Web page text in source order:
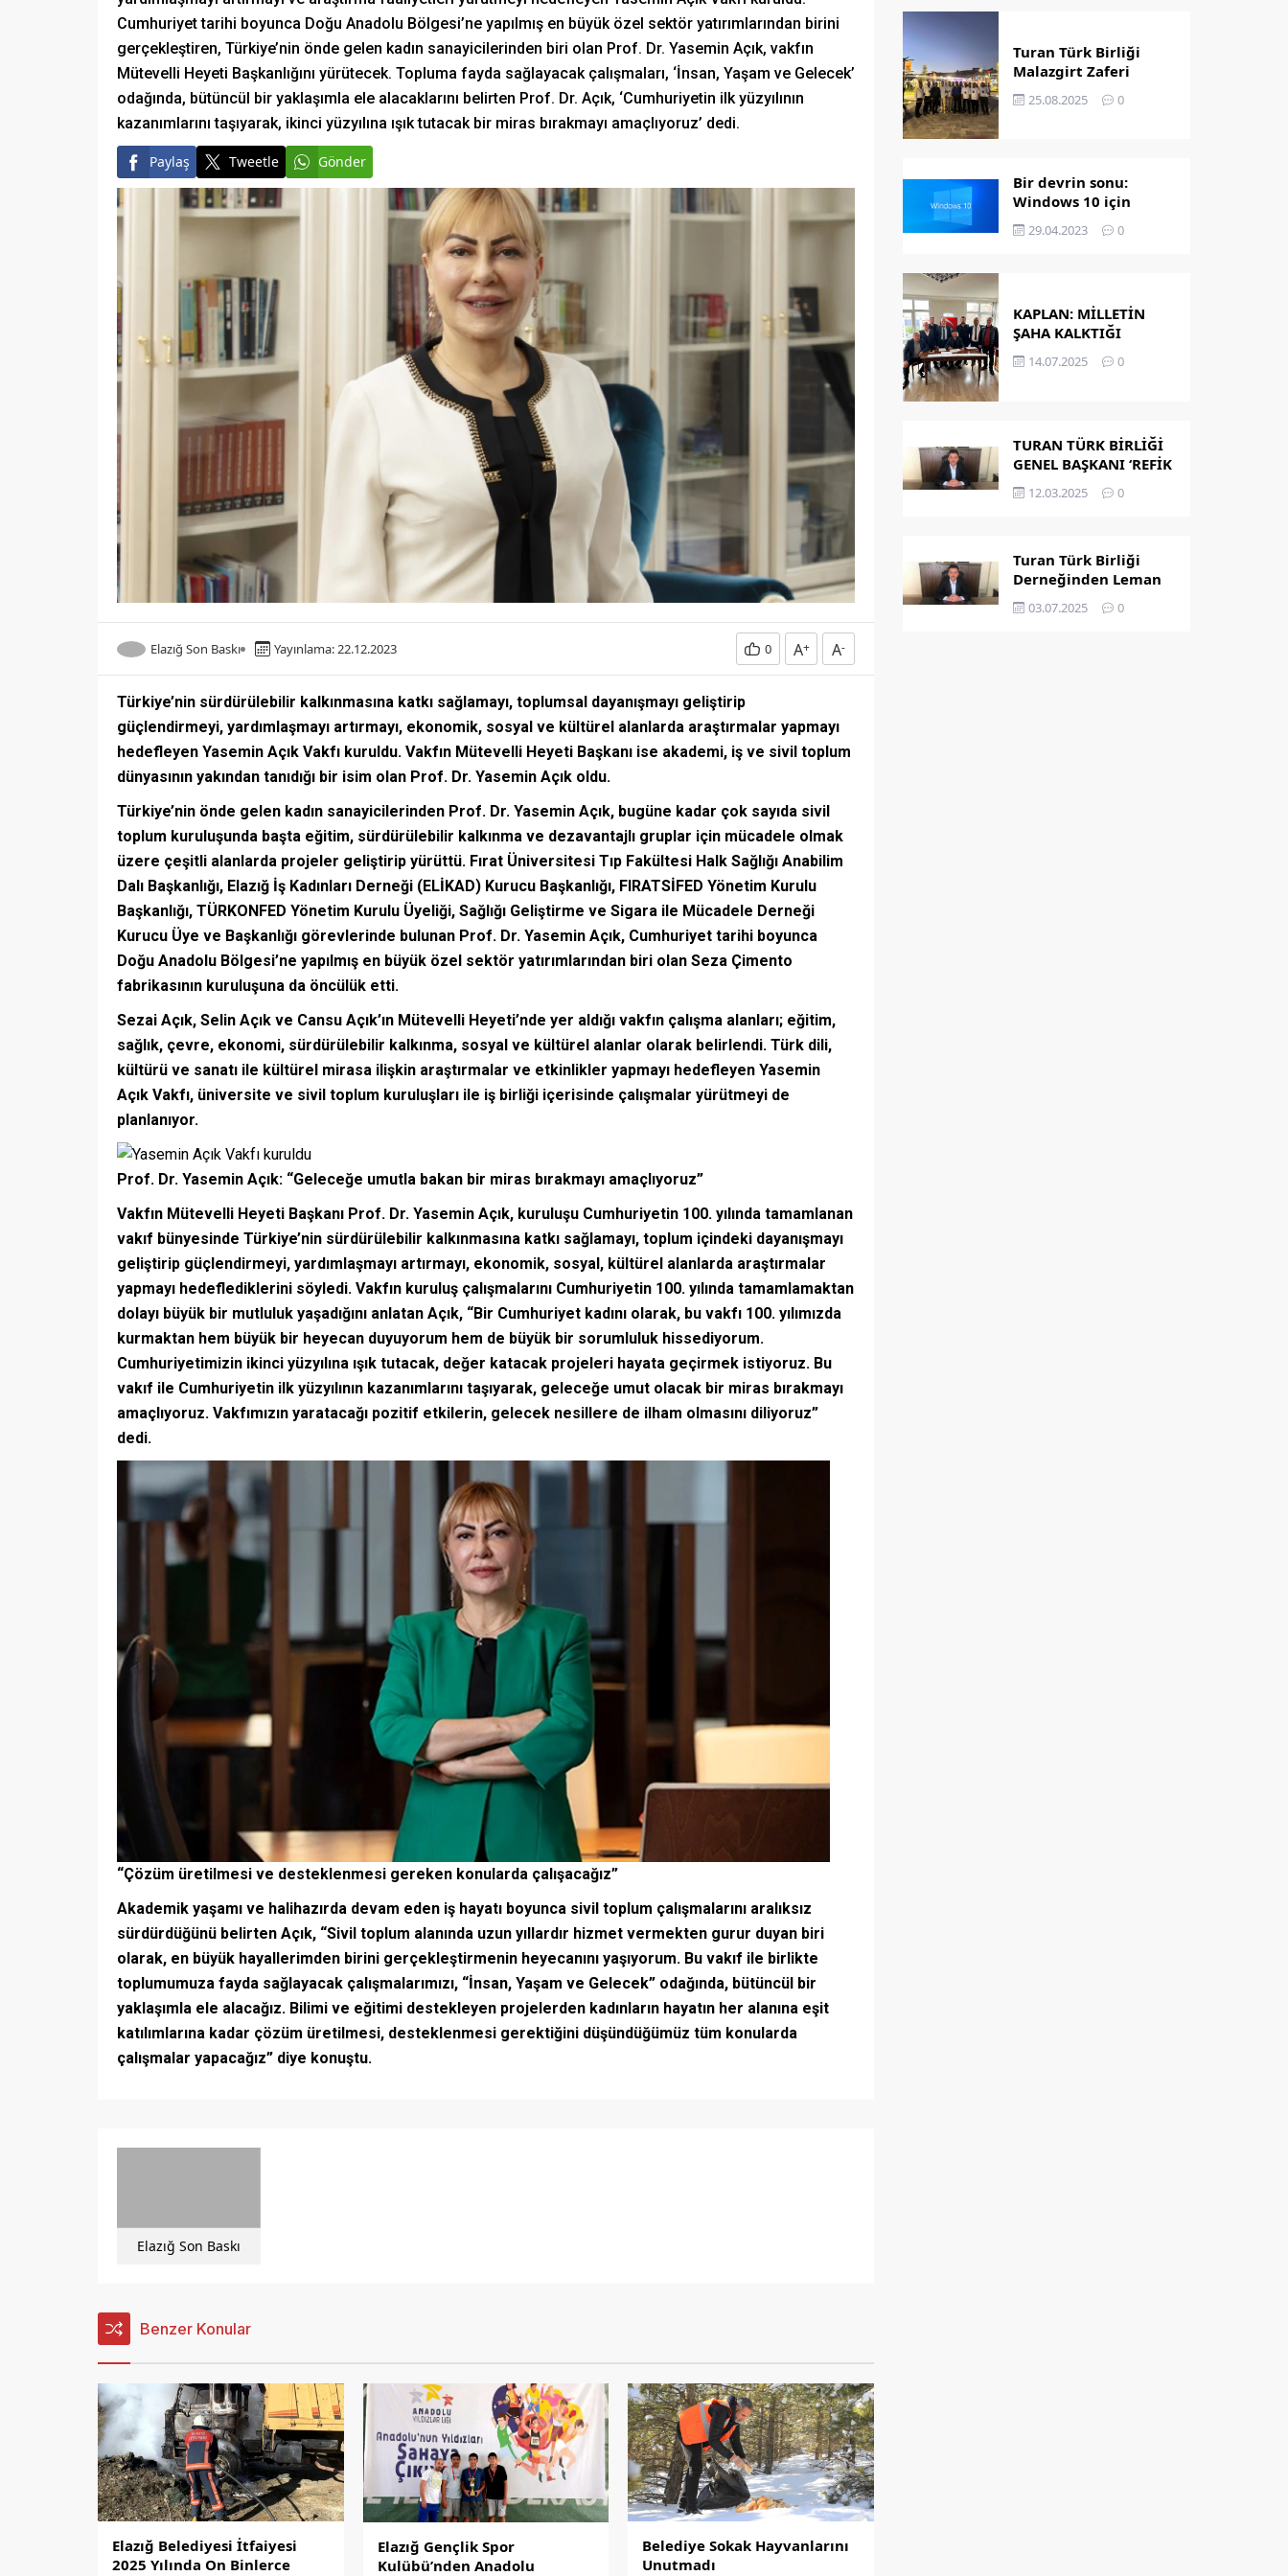
Cumhuriyet tarihi boyunca Doğu Anadolu Bölgesi’ne yapılmış en büyük özel sektör yatırımlarından birini
gerçekleştiren, Türkiye’nin önde gelen kadın sanayicilerinden biri olan Prof. Dr. Yasemin Açık, vakfın
Mütevelli Heyeti Başkanlığını yürütecek. Topluma fayda sağlayacak çalışmaları, ‘İnsan, Yaşam ve Gelecek’
odağında, bütüncül bir yaklaşımla ele alacaklarını belirten Prof. Dr. Açık, ‘Cumhuriyetin ilk yüzyılının
kazanımlarını taşıyarak, ikinci yüzyılına ışık tutacak bir miras bırakmayı amaçlıyoruz’ dedi.
Paylaş Tweetle Gönder
Elazığ Son Baskı Yayınlama: 22.12.2023 0 A+ A-
Türkiye’nin sürdürülebilir kalkınmasına katkı sağlamayı, toplumsal dayanışmayı geliştirip
güçlendirmeyi, yardımlaşmayı artırmayı, ekonomik, sosyal ve kültürel alanlarda araştırmalar yapmayı
hedefleyen Yasemin Açık Vakfı kuruldu. Vakfın Mütevelli Heyeti Başkanı ise akademi, iş ve sivil toplum
dünyasının yakından tanıdığı bir isim olan Prof. Dr. Yasemin Açık oldu.
Türkiye’nin önde gelen kadın sanayicilerinden Prof. Dr. Yasemin Açık, bugüne kadar çok sayıda sivil
toplum kuruluşunda başta eğitim, sürdürülebilir kalkınma ve dezavantajlı gruplar için mücadele olmak
üzere çeşitli alanlarda projeler geliştirip yürüttü. Fırat Üniversitesi Tıp Fakültesi Halk Sağlığı Anabilim
Dalı Başkanlığı, Elazığ İş Kadınları Derneği (ELİKAD) Kurucu Başkanlığı, FIRATSİFED Yönetim Kurulu
Başkanlığı, TÜRKONFED Yönetim Kurulu Üyeliği, Sağlığı Geliştirme ve Sigara ile Mücadele Derneği
Kurucu Üye ve Başkanlığı görevlerinde bulunan Prof. Dr. Yasemin Açık, Cumhuriyet tarihi boyunca
Doğu Anadolu Bölgesi’ne yapılmış en büyük özel sektör yatırımlarından biri olan Seza Çimento
fabrikasının kuruluşuna da öncülük etti.
Sezai Açık, Selin Açık ve Cansu Açık’ın Mütevelli Heyeti’nde yer aldığı vakfın çalışma alanları; eğitim,
sağlık, çevre, ekonomi, sürdürülebilir kalkınma, sosyal ve kültürel alanlar olarak belirlendi. Türk dili,
kültürü ve sanatı ile kültürel mirasa ilişkin araştırmalar ve etkinlikler yapmayı hedefleyen Yasemin
Açık Vakfı, üniversite ve sivil toplum kuruluşları ile iş birliği içerisinde çalışmalar yürütmeyi de
planlanıyor.
Prof. Dr. Yasemin Açık: “Geleceğe umutla bakan bir miras bırakmayı amaçlıyoruz”
Vakfın Mütevelli Heyeti Başkanı Prof. Dr. Yasemin Açık, kuruluşu Cumhuriyetin 100. yılında tamamlanan
vakıf bünyesinde Türkiye’nin sürdürülebilir kalkınmasına katkı sağlamayı, toplum içindeki dayanışmayı
geliştirip güçlendirmeyi, yardımlaşmayı artırmayı, ekonomik, sosyal, kültürel alanlarda araştırmalar
yapmayı hedeflediklerini söyledi. Vakfın kuruluş çalışmalarını Cumhuriyetin 100. yılında tamamlamaktan
dolayı büyük bir mutluluk yaşadığını anlatan Açık, “Bir Cumhuriyet kadını olarak, bu vakfı 100. yılımızda
kurmaktan hem büyük bir heyecan duyuyorum hem de büyük bir sorumluluk hissediyorum.
Cumhuriyetimizin ikinci yüzyılına ışık tutacak, değer katacak projeleri hayata geçirmek istiyoruz. Bu
vakıf ile Cumhuriyetin ilk yüzyılının kazanımlarını taşıyarak, geleceğe umut olacak bir miras bırakmayı
amaçlıyoruz. Vakfımızın yaratacağı pozitif etkilerin, gelecek nesillere de ilham olmasını diliyoruz”
dedi.
“Çözüm üretilmesi ve desteklenmesi gereken konularda çalışacağız”
Akademik yaşamı ve halihazırda devam eden iş hayatı boyunca sivil toplum çalışmalarını aralıksız
sürdürdüğünü belirten Açık, “Sivil toplum alanında uzun yıllardır hizmet vermekten gurur duyan biri
olarak, en büyük hayallerimden birini gerçekleştirmenin heyecanını yaşıyorum. Bu vakıf ile birlikte
toplumumuza fayda sağlayacak çalışmalarımızı, “İnsan, Yaşam ve Gelecek” odağında, bütüncül bir
yaklaşımla ele alacağız. Bilimi ve eğitimi destekleyen projelerden kadınların hayatın her alanına eşit
katılımlarına kadar çözüm üretilmesi, desteklenmesi gerektiğini düşündüğümüz tüm konularda
çalışmalar yapacağız” diye konuştu.
Elazığ Son Baskı
Benzer Konular
Elazığ Belediyesi İtfaiyesi
2025 Yılında On Binlerce
Elazığ Gençlik Spor
Kulübü’nden Anadolu
Belediye Sokak Hayvanlarını
Unutmadı
Turan Türk Birliği
Malazgirt Zaferi
Kutlamalarında
25.08.2025 0
Bir devrin sonu:
Windows 10 için
destek bitiyor!
29.04.2023 0
KAPLAN: MİLLETİN
ŞAHA KALKTIĞI
GÜNDÜR
14.07.2025 0
TURAN TÜRK BİRLİĞİ
GENEL BAŞKANI ‘REFİK
KAPLAN’ OLDU
12.03.2025 0
Turan Türk Birliği
Derneğinden Leman
Dergisi’nin
Peygamber
03.07.2025 0